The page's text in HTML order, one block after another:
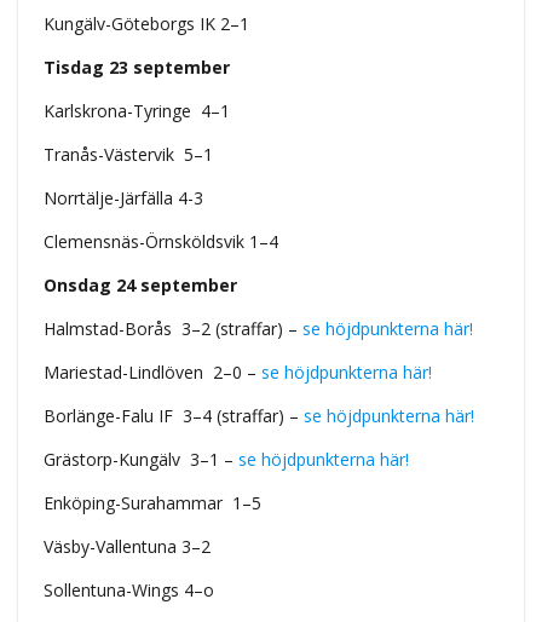
Kungälv-Göteborgs IK 2–1
Tisdag 23 september
Karlskrona-Tyringe 4–1
Tranås-Västervik 5–1
Norrtälje-Järfälla 4-3
Clemensnäs-Örnsköldsvik 1–4
Onsdag 24 september
Halmstad-Borås 3–2 (straffar) – se höjdpunkterna här!
Mariestad-Lindlöven 2–0 – se höjdpunkterna här!
Borlänge-Falu IF 3–4 (straffar) – se höjdpunkterna här!
Grästorp-Kungälv 3–1 – se höjdpunkterna här!
Enköping-Surahammar 1–5
Väsby-Vallentuna 3–2
Sollentuna-Wings 4–o